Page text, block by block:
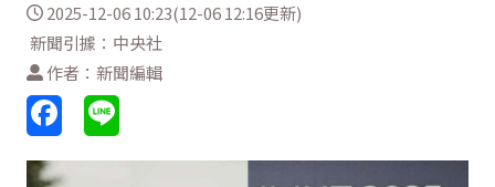
2025-12-06 10:23(12-06 12:16更新)
新聞引據：中央社
作者：新聞編輯